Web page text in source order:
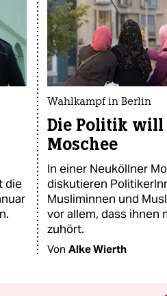
die
Wahlkampf in Berlin
Die Politik
Moschee
In einer Neuköllner
diskutieren
Musliminnen und
vor allem, dass ihnen
zuhört.
Von Alke Wierth